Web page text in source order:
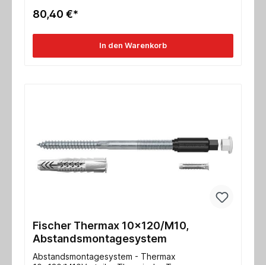
mmAbdeckkappe 22mm Schlüsselweite SW
80,40 €*
In den Warenkorb
Fischer Thermax 10x120/M10,
Abstandsmontagesystem
Abstandsmontagesystem - Thermax